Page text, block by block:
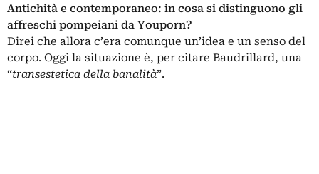
Antichità e contemporaneo: in cosa si distinguono gli
affreschi pompeiani da Youporn?
Direi che allora c’era comunque un’idea e un senso del
corpo. Oggi la situazione è, per citare Baudrillard, una
“transestetica della banalità”.